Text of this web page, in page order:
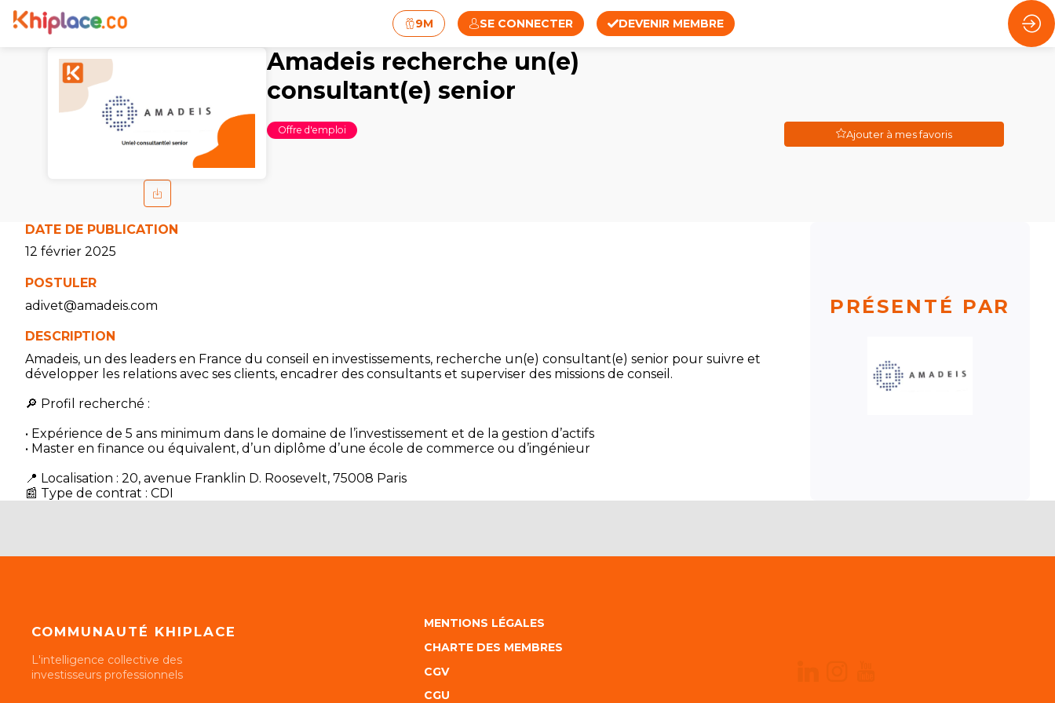
9M SE CONNECTER DEVENIR MEMBRE
Ajouter à mes favoris
Amadeis recherche un(e)
consultant(e) senior
Offre d'emploi
DATE DE PUBLICATION
12 février 2025
POSTULER
adivet@amadeis.com
DESCRIPTION
Amadeis, un des leaders en France du conseil en investissements, recherche un(e) consultant(e) senior pour suivre et
développer les relations avec ses clients, encadrer des consultants et superviser des missions de conseil.
🔎 Profil recherché :
• Expérience de 5 ans minimum dans le domaine de l’investissement et de la gestion d’actifs
• Master en finance ou équivalent, d’un diplôme d’une école de commerce ou d’ingénieur
📍 Localisation : 20, avenue Franklin D. Roosevelt, 75008 Paris
📰 Type de contrat : CDI
PRÉSENTÉ PAR
COMMUNAUTÉ KHIPLACE
L'intelligence collective des
investisseurs professionnels
MENTIONS LÉGALES
CHARTE DES MEMBRES
CGV
CGU